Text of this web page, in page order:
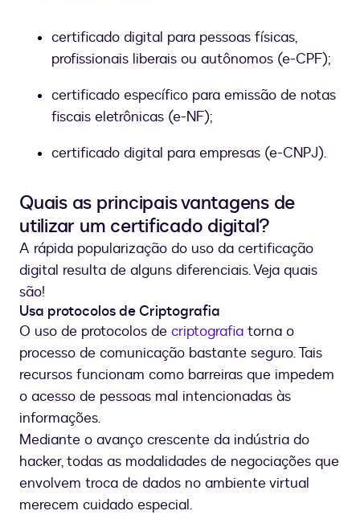
certificado digital para pessoas físicas,
profissionais liberais ou autônomos (e-CPF);
certificado específico para emissão de notas
fiscais eletrônicas (e-NF);
certificado digital para empresas (e-CNPJ).
Quais as principais vantagens de
utilizar um certificado digital?
A rápida popularização do uso da certificação
digital resulta de alguns diferenciais. Veja quais
são!
Usa protocolos de Criptografia
O uso de protocolos de criptografia torna o
processo de comunicação bastante seguro. Tais
recursos funcionam como barreiras que impedem
o acesso de pessoas mal intencionadas às
informações.
Mediante o avanço crescente da indústria do
hacker, todas as modalidades de negociações que
envolvem troca de dados no ambiente virtual
merecem cuidado especial.